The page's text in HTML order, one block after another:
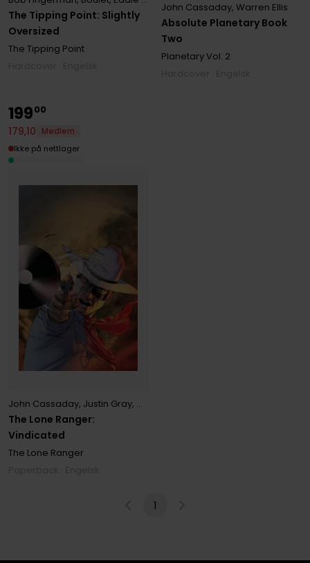
The Tipping Point: Slightly
Oversized
The Tipping Point
Absolute Planetary Book
Two
John Cassaday,Warren Ellis
PlanetaryVol. 2
The Lone Ranger:
Vindicated
John Cassaday, Justin Gray, Marc Laming
The Lone Ranger
19900
179,10
Medlem
Ikke på nettlager
1